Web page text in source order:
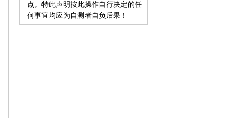
点。特此声明按此操作自行决定的任
何事宜均应为自测者自负后果！